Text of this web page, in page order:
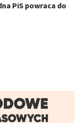
PiS powraca do